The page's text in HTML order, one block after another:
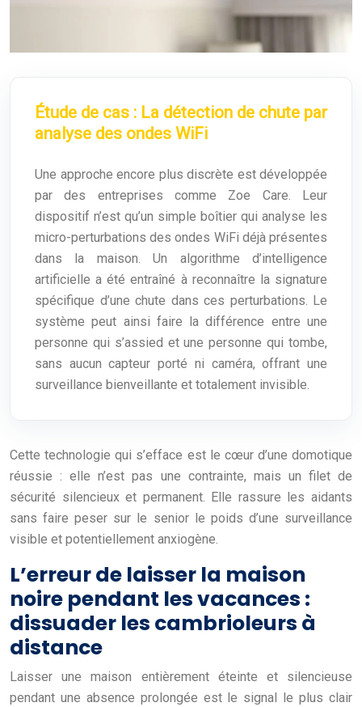
Étude de cas : La détection de chute par
analyse des ondes WiFi
Une approche encore plus discrète est développée
par des entreprises comme Zoe Care. Leur
dispositif n’est qu’un simple boîtier qui analyse les
micro-perturbations des ondes WiFi déjà présentes
dans la maison. Un algorithme d’intelligence
artificielle a été entraîné à reconnaître la signature
spécifique d’une chute dans ces perturbations. Le
système peut ainsi faire la différence entre une
personne qui s’assied et une personne qui tombe,
sans aucun capteur porté ni caméra, offrant une
surveillance bienveillante et totalement invisible.
Cette technologie qui s’efface est le cœur d’une domotique
réussie : elle n’est pas une contrainte, mais un filet de
sécurité silencieux et permanent. Elle rassure les aidants
sans faire peser sur le senior le poids d’une surveillance
visible et potentiellement anxiogène.
L’erreur de laisser la maison
noire pendant les vacances :
dissuader les cambrioleurs à
distance
Laisser une maison entièrement éteinte et silencieuse
pendant une absence prolongée est le signal le plus clair